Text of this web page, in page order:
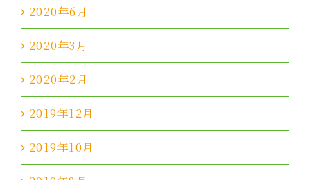
2020年6月
2020年3月
2020年2月
2019年12月
2019年10月